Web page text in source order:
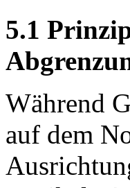
5.1
Während
auf dem